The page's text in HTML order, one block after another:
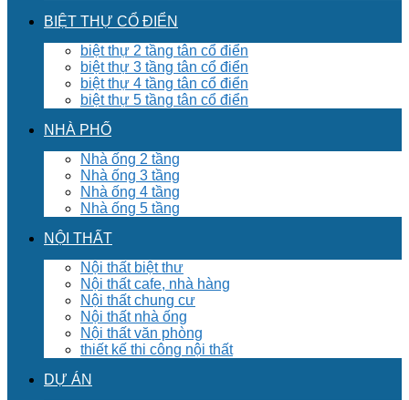
BIỆT THỰ CỔ ĐIỂN
biệt thự 2 tầng tân cổ điển
biệt thự 3 tầng tân cổ điển
biệt thự 4 tầng tân cổ điển
biệt thự 5 tầng tân cổ điển
NHÀ PHỐ
Nhà ống 2 tầng
Nhà ống 3 tầng
Nhà ống 4 tầng
Nhà ống 5 tầng
NỘI THẤT
Nội thất biệt thư
Nội thất cafe, nhà hàng
Nội thất chung cư
Nội thất nhà ống
Nội thất văn phòng
thiết kế thi công nội thất
DỰ ÁN